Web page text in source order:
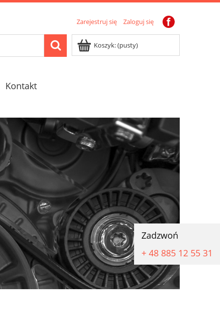
Zarejestruj się Zaloguj się
Zadzwoń
+ 48 885 12 55 31
Koszyk:(pusty)
Kontakt